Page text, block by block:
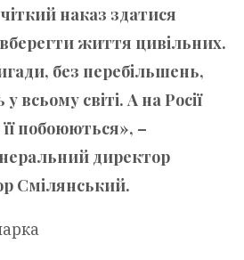
наказ здатися
життя цивільних.
без перебільшень,
всьому світі. А на Росії
побоюються», –
директор
Смілянський.